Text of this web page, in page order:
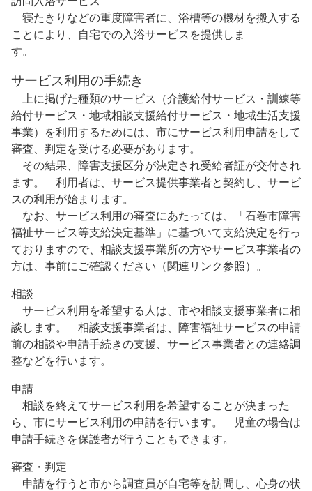
寝たきりなどの重度障害者に、浴槽等の機材を搬入する
ことにより、自宅での入浴サービスを提供しま
サービス利用の手続き
上に掲げた種類のサービス（介護給付サービス・訓練等
給付サービス・地域相談支援給付サービス・地域生活支援
事業）を利用するためには、市にサービス利用申請をして
審査、判定を受ける必要があります。
その結果、障害支援区分が決定され受給者証が交付され
ます。 利用者は、サービス提供事業者と契約し、サービ
スの利用が始まります。
なお、サービス利用の審査にあたっては、「石巻市障害
福祉サービス等支給決定基準」に基づいて支給決定を行っ
ておりますので、相談支援事業所の方やサービス事業者の
方は、事前にご確認ください（関連リンク参照）。
相談
サービス利用を希望する人は、市や相談支援事業者に相
談します。 相談支援事業者は、障害福祉サービスの申請
前の相談や申請手続きの支援、サービス事業者との連絡調
整などを行います。
申請
相談を終えてサービス利用を希望することが決まった
ら、市にサービス利用の申請を行います。 児童の場合は
申請手続きを保護者が行うこともできます。
審査・判定
申請を行うと市から調査員が自宅等を訪問し、心身の状